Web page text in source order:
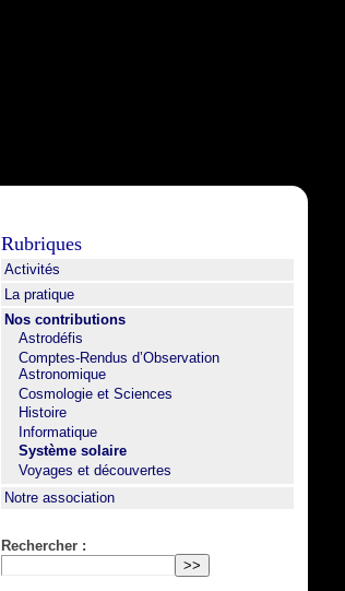
Rubriques
Activités
La pratique
Nos contributions
Astrodéfis
Comptes-Rendus d’Observation
Astronomique
Cosmologie et Sciences
Histoire
Informatique
Système solaire
Voyages et découvertes
Notre association
Rechercher :